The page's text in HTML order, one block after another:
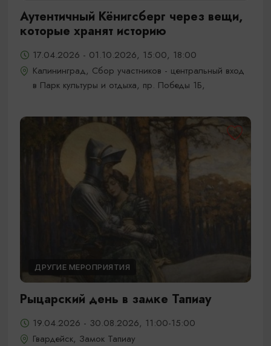
Аутентичный Кёнигсберг через вещи,
которые хранят историю
17.04.2026 - 01.10.2026, 15:00, 18:00
Калининград, Сбор участников - центральный вход
в Парк культуры и отдыха, пр. Победы 1Б,
ДРУГИЕ МЕРОПРИЯТИЯ
Рыцарский день в замке Тапиау
19.04.2026 - 30.08.2026, 11:00-15:00
Гвардейск, Замок Тапиау